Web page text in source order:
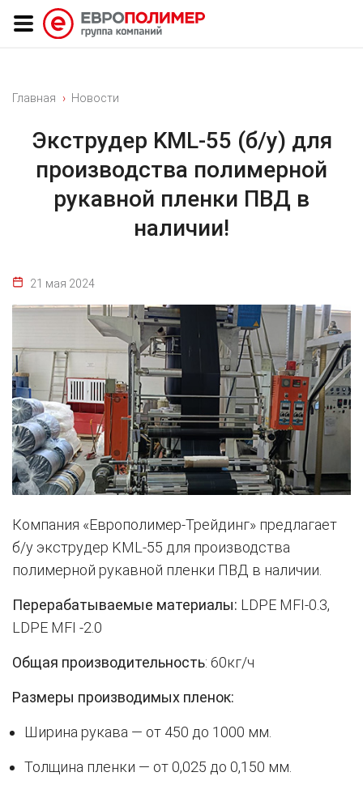
Главная Новости
Экструдер KML-55 (б/у) для
производства полимерной
рукавной пленки ПВД в
наличии!
21 мая 2024
Компания «Европолимер-Трейдинг» предлагает
б/у экструдер KML-55 для производства
полимерной рукавной пленки ПВД в наличии.
Перерабатываемые материалы: LDPE MFI-0.3,
LDPE MFI -2.0
Общая производительность: 60кг/ч
Размеры производимых пленок:
Ширина рукава — от 450 до 1000 мм.
Толщина пленки — от 0,025 до 0,150 мм.